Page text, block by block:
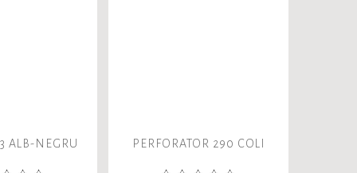
ALB-NEGRU PERFORATOR 290 COLI